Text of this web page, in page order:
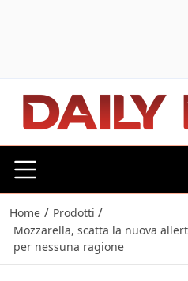
Home / Prodotti /
Mozzarella, scatta la nuova
per nessuna ragione